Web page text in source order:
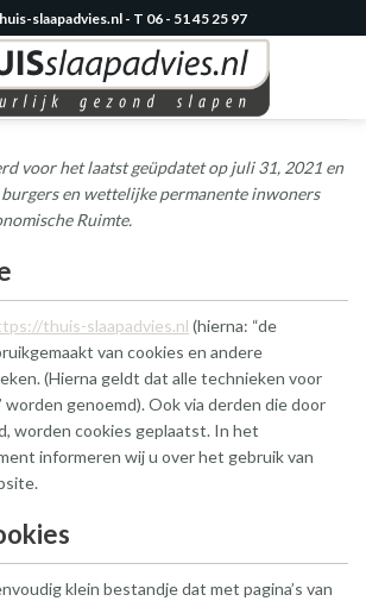
slaapadvies.nl - T 06 - 51 45 25 97
voor het laatst geüpdatet op juli 31, 2021 en
burgers en wettelijke permanente inwoners
Ruimte.
thuis-slaapadvies.nl (hierna: “de
van cookies en andere
(Hierna geldt dat alle technieken voor
worden genoemd). Ook via derden die door
worden cookies geplaatst. In het
informeren wij u over het gebruik van
klein bestandje dat met pagina’s van